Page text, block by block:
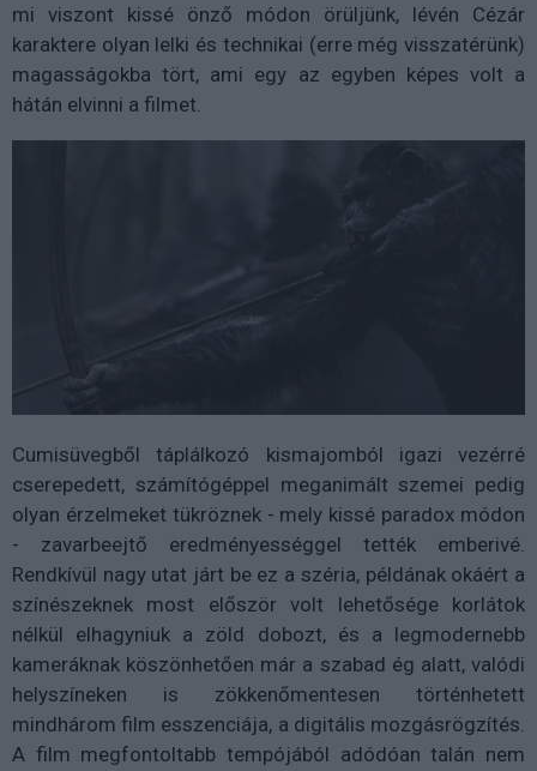
mi viszont kissé önző módon örüljünk, lévén Cézár
karaktere olyan lelki és technikai (erre még visszatérünk)
magasságokba tört, ami egy az egyben képes volt a
hátán elvinni a filmet.
Cumisüvegből táplálkozó kismajomból igazi vezérré
cserepedett, számítógéppel meganimált szemei pedig
olyan érzelmeket tükröznek - mely kissé paradox módon
- zavarbeejtő eredményességgel tették emberivé.
Rendkívül nagy utat járt be ez a széria, példának okáért a
színészeknek most először volt lehetősége korlátok
nélkül elhagyniuk a zöld dobozt, és a legmodernebb
kameráknak köszönhetően már a szabad ég alatt, valódi
helyszíneken is zökkenőmentesen történhetett
mindhárom film esszenciája, a digitális mozgásrögzítés.
A film megfontoltabb tempójából adódóan talán nem